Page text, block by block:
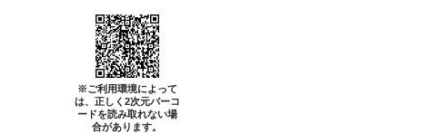
※ご利用環境によって
は、正しく2次元バーコ
ードを読み取れない場
合があります。